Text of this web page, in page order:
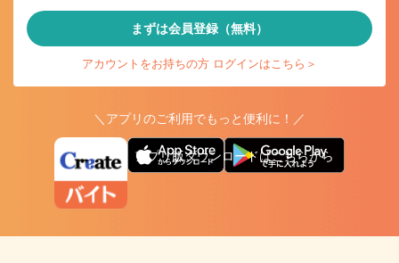
まずは会員登録（無料）
アカウントをお持ちの方 ログインはこちら＞
＼アプリのご利用でもっと便利に！／
アプリ版ダウンロードはこちらから